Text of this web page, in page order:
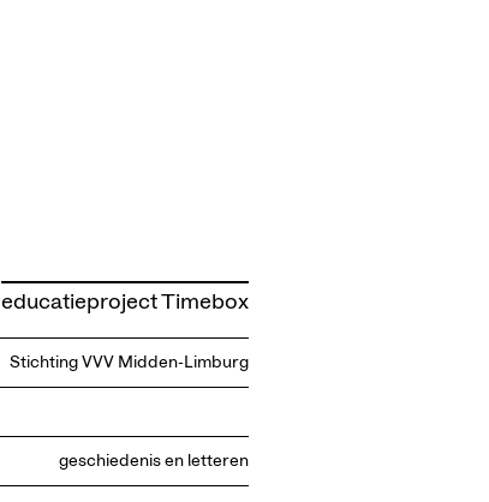
educatieproject Timebox
Stichting VVV Midden-Limburg
geschiedenis en letteren